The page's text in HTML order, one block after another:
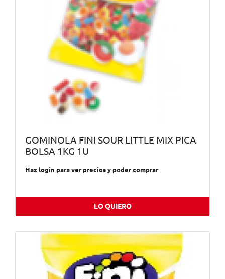
GOMINOLA FINI SOUR LITTLE MIX PICA
BOLSA 1KG 1U
Haz login para ver precios y poder comprar
LO QUIERO